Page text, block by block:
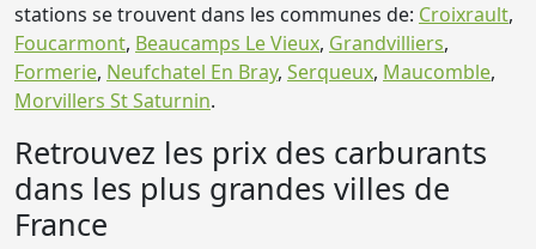
stations se trouvent dans les communes de: Croixrault,
Foucarmont, Beaucamps Le Vieux, Grandvilliers,
Formerie, Neufchatel En Bray, Serqueux, Maucomble,
Morvillers St Saturnin.
Retrouvez les prix des carburants
dans les plus grandes villes de
France